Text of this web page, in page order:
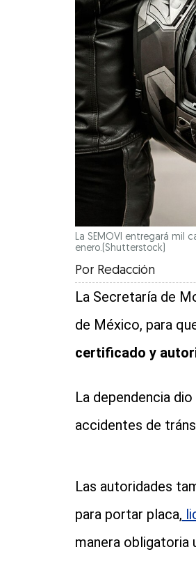
La SEMOVI entregará mil
enero.(Shutterstock)
Por Redacción
La Secretaría de
de México, para
certificado y
La dependencia
accidentes de
Las autoridades
para portar placa,
manera obligatoria